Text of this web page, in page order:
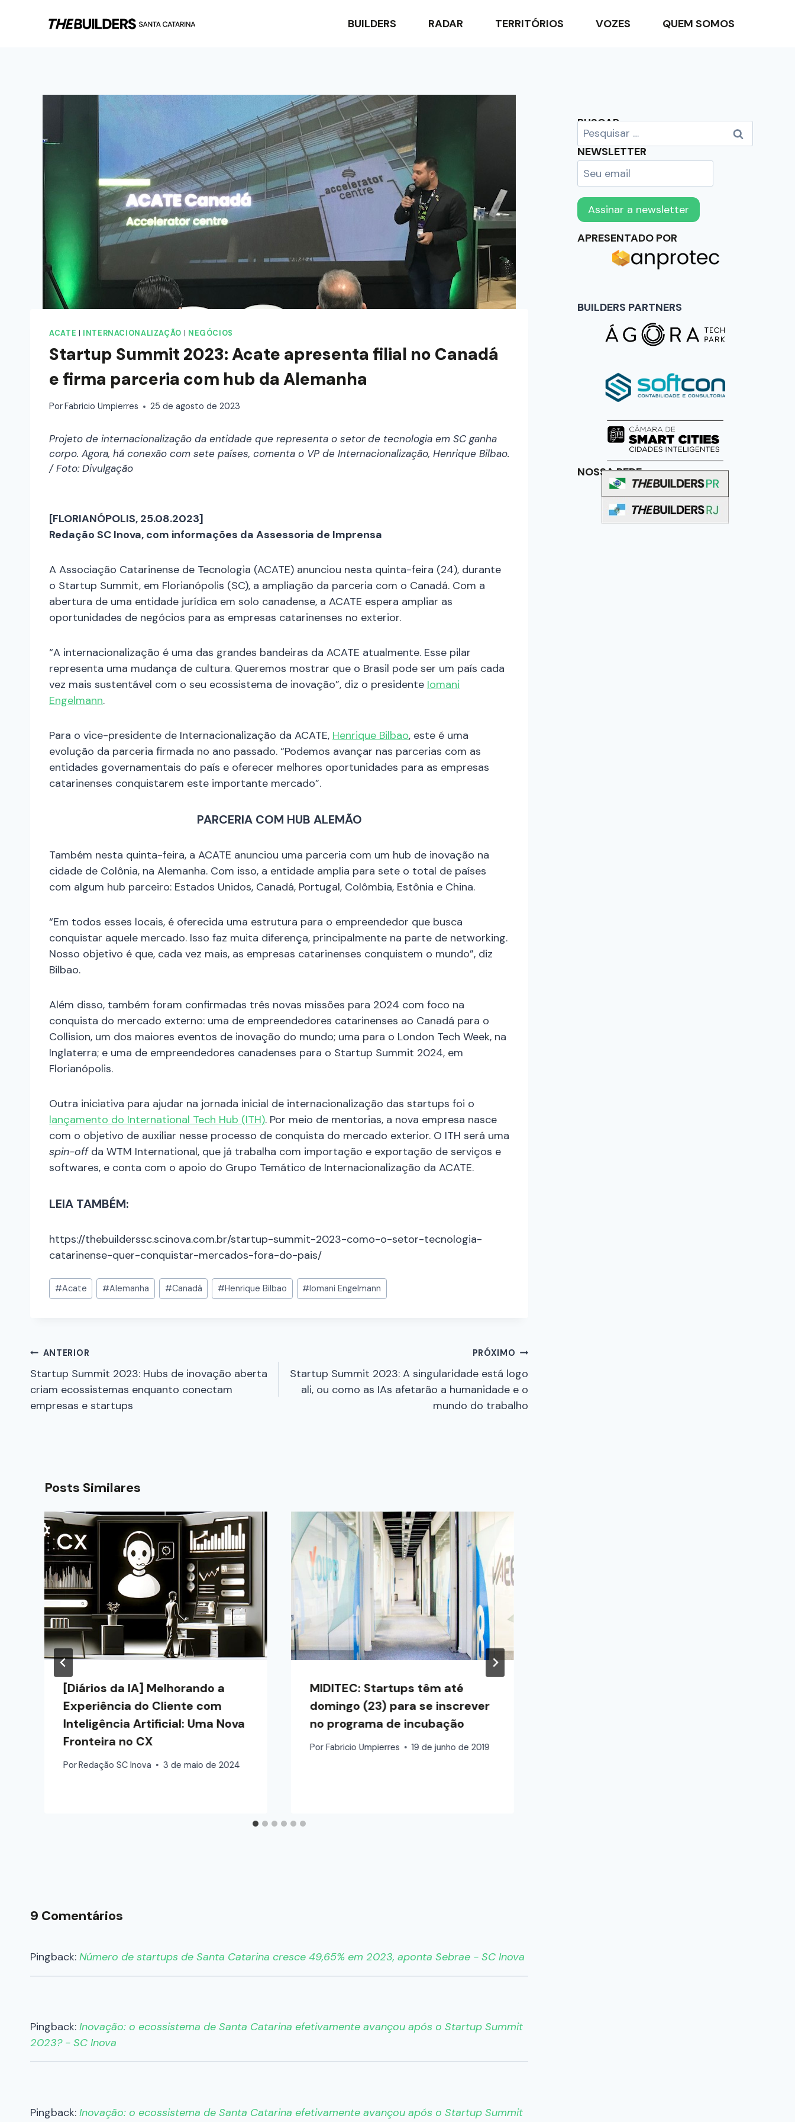
BUILDERS RADAR TERRITÓRIOS VOZES QUEM SOMOS
ACATE INTERNACIONALIZAÇÃO NEGÓCIOS
Startup Summit 2023: Acate apresenta filial no Canadá
e firma parceria com hub da Alemanha
PorFabricio Umpierres 25 de agosto de 2023
Projeto de internacionalização da entidade que representa o setor de tecnologia em SC ganha
corpo. Agora, há conexão com sete países, comenta o VP de Internacionalização, Henrique Bilbao.
/ Foto: Divulgação
[FLORIANÓPOLIS, 25.08.2023]
Redação SC Inova, com informações da Assessoria de Imprensa
A Associação Catarinense de Tecnologia (ACATE) anunciou nesta quinta-feira (24), durante
o Startup Summit, em Florianópolis (SC), a ampliação da parceria com o Canadá. Com a
abertura de uma entidade jurídica em solo canadense, a ACATE espera ampliar as
oportunidades de negócios para as empresas catarinenses no exterior.
“A internacionalização é uma das grandes bandeiras da ACATE atualmente. Esse pilar
representa uma mudança de cultura. Queremos mostrar que o Brasil pode ser um país cada
vez mais sustentável com o seu ecossistema de inovação”, diz o presidente Iomani
Engelmann.
Para o vice-presidente de Internacionalização da ACATE, Henrique Bilbao, este é uma
evolução da parceria firmada no ano passado. “Podemos avançar nas parcerias com as
entidades governamentais do país e oferecer melhores oportunidades para as empresas
catarinenses conquistarem este importante mercado”.
PARCERIA COM HUB ALEMÃO
Também nesta quinta-feira, a ACATE anunciou uma parceria com um hub de inovação na
cidade de Colônia, na Alemanha. Com isso, a entidade amplia para sete o total de países
com algum hub parceiro: Estados Unidos, Canadá, Portugal, Colômbia, Estônia e China.
“Em todos esses locais, é oferecida uma estrutura para o empreendedor que busca
conquistar aquele mercado. Isso faz muita diferença, principalmente na parte de networking.
Nosso objetivo é que, cada vez mais, as empresas catarinenses conquistem o mundo”, diz
Bilbao.
Além disso, também foram confirmadas três novas missões para 2024 com foco na
conquista do mercado externo: uma de empreendedores catarinenses ao Canadá para o
Collision, um dos maiores eventos de inovação do mundo; uma para o London Tech Week, na
Inglaterra; e uma de empreendedores canadenses para o Startup Summit 2024, em
Florianópolis.
Outra iniciativa para ajudar na jornada inicial de internacionalização das startups foi o
lançamento do International Tech Hub (ITH). Por meio de mentorias, a nova empresa nasce
com o objetivo de auxiliar nesse processo de conquista do mercado exterior. O ITH será uma
spin-offda WTM International, que já trabalha com importação e exportação de serviços e
softwares, e conta com o apoio do Grupo Temático de Internacionalização da ACATE.
LEIA TAMBÉM:
https://thebuilderssc.scinova.com.br/startup-summit-2023-como-o-setor-tecnologia-
catarinense-quer-conquistar-mercados-fora-do-pais/
#Acate #Alemanha #Canadá #Henrique Bilbao #Iomani Engelmann
ANTERIOR
Startup Summit 2023: Hubs de inovação aberta
criam ecossistemas enquanto conectam
empresas e startups
PRÓXIMO
Startup Summit 2023: A singularidade está logo
ali, ou como as IAs afetarão a humanidade e o
mundo do trabalho
Posts Similares
[Diários da IA] Melhorando a
Experiência do Cliente com
Inteligência Artificial: Uma Nova
Fronteira no CX
PorRedação SC Inova 3 de maio de 2024
MIDITEC: Startups têm até
domingo (23) para se inscrever
no programa de incubação
Por Fabricio Umpierres 19 de junho de 2019
9 Comentários
Pingback: Número de startups de Santa Catarina cresce 49,65% em 2023, aponta Sebrae - SC Inova
Pingback: Inovação: o ecossistema de Santa Catarina efetivamente avançou após o Startup Summit
2023? - SC Inova
Pingback: Inovação: o ecossistema de Santa Catarina efetivamente avançou após o Startup Summit
BUSCAR
NEWSLETTER
APRESENTADO POR
BUILDERS PARTNERS
NOSSA REDE